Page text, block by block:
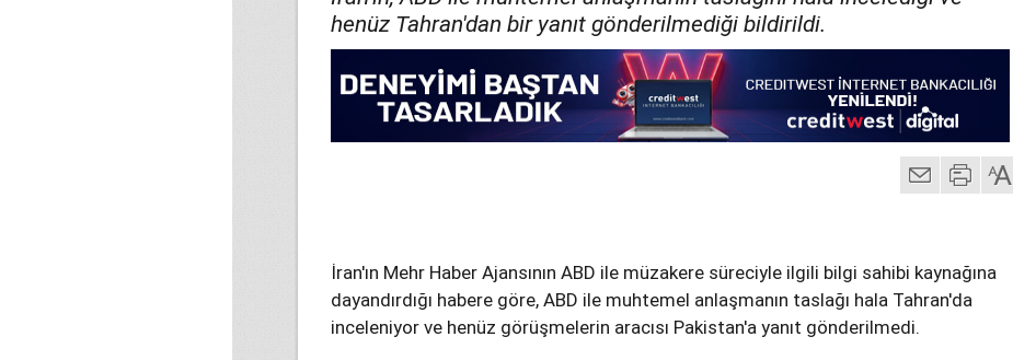
henüz Tahran'dan bir yanıt gönderilmediği bildirildi.
İran'ın Mehr Haber Ajansının ABD ile müzakere süreciyle ilgili bilgi sahibi kaynağına
dayandırdığı habere göre, ABD ile muhtemel anlaşmanın taslağı hala Tahran'da
inceleniyor ve henüz görüşmelerin aracısı Pakistan'a yanıt gönderilmedi.